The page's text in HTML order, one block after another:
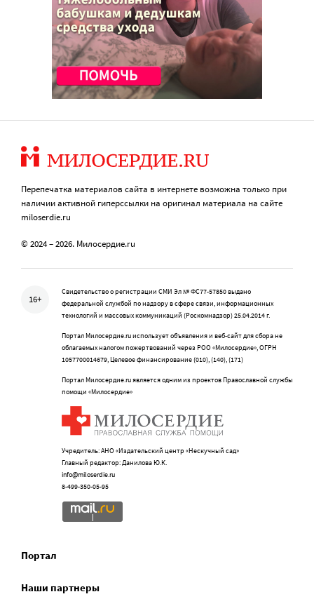
Перепечатка материалов сайта в интернете возможна только при
наличии активной гиперссылки на оригинал материала на сайте
miloserdie.ru
© 2024 – 2026. Милосердие.ru
16+
Свидетельство о регистрации СМИ Эл № ФС77-57850 выдано
федеральной службой по надзору в сфере связи, информационных
технологий и массовых коммуникаций (Роскомнадзор) 25.04.2014 г.
Портал Милосердие.ru использует объявления и веб-сайт для сбора не
облагаемых налогом пожертвований через РОО «Милосердие», ОГРН
1057700014679, Целевое финансирование (010), (140), (171)
Портал Милосердие.ru является одним из проектов Православной службы
помощи «Милосердие»
Учредитель: АНО «Издательский центр «Нескучный сад»
Главный редактор: Данилова Ю.К.
info@miloserdie.ru
8-499-350-05-95
Портал
Наши партнеры